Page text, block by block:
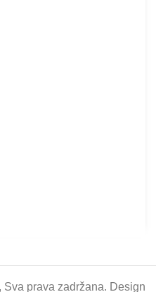
prava zadržana. Design